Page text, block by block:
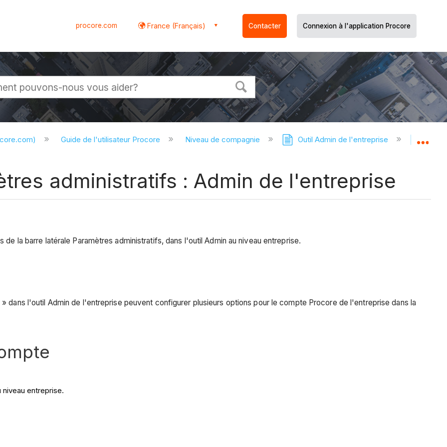
procore.com France (Français) Contacter Connexion à l'application Procore
Guide de l'utilisateur Procore Niveau de compagnie Outil Admin de l'entreprise Outil
administratifs : Admin de l'entreprise
la barre latérale Paramètres administratifs, dans l'outil Admin au niveau entreprise.
dans l'outil Admin de l'entreprise peuvent configurer plusieurs options pour le compte Procore de l'entreprise dans la
niveau entreprise.